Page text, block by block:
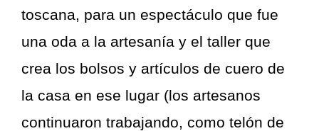
toscana, para un espectáculo que fue
una oda a la artesanía y el taller que
crea los bolsos y artículos de cuero de
la casa en ese lugar (los artesanos
continuaron trabajando, como telón de